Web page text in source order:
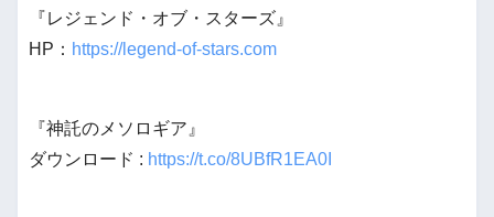
『レジェンド・オブ・スターズ』
HP： https://legend-of-stars.com
『神託のメソロギア』
ダウンロード : https://t.co/8UBfR1EA0I